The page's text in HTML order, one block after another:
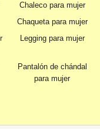
Chaleco para mujer
Chaqueta para mujer
Legging para mujer
Pantalón de chándal
para mujer